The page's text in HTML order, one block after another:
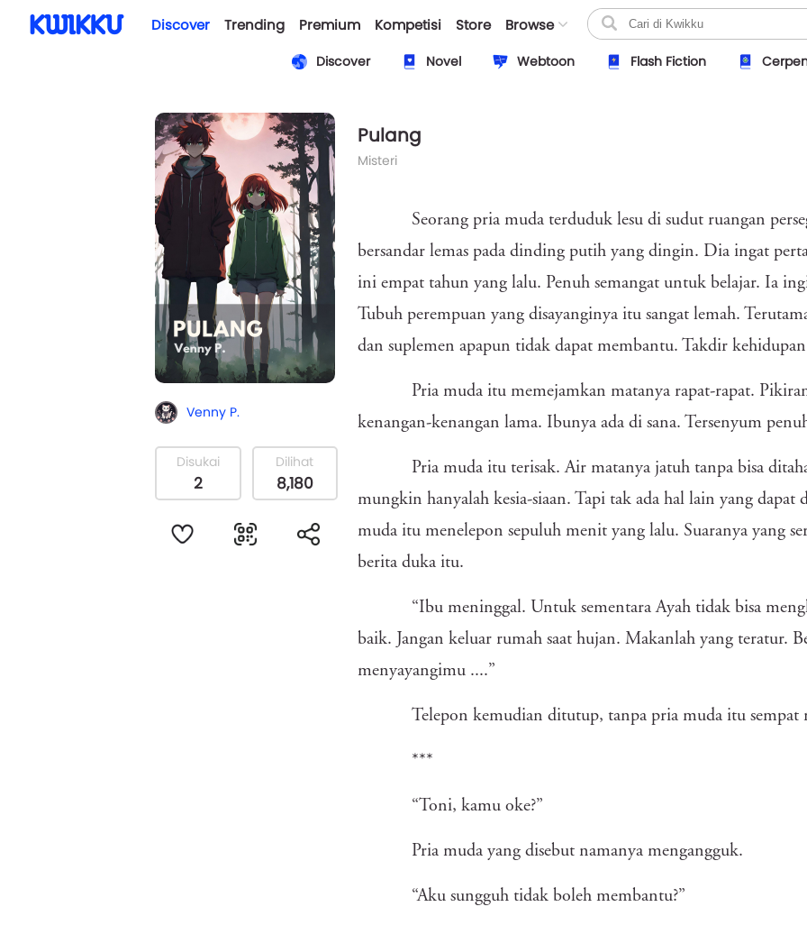
Discover Trending Premium Kompetisi Store Browse
Discover Novel Webtoon Flash Fiction
Venny P.
Disukai
2
Dilihat
8,180
Pulang
Misteri
Seorang pria muda terduduk lesu di sudut ruangan
bersandar lemas pada dinding putih yang dingin. Dia ingat
ini empat tahun yang lalu. Penuh semangat untuk belajar. Ia
Tubuh perempuan yang disayanginya itu sangat lemah.
dan suplemen apapun tidak dapat membantu. Takdir kehidupan
Pria muda itu memejamkan matanya rapat-rapat.
kenangan-kenangan lama. Ibunya ada di sana. Tersenyum
Pria muda itu terisak. Air matanya jatuh tanpa bisa
mungkin hanyalah kesia-siaan. Tapi tak ada hal lain yang dapat
muda itu menelepon sepuluh menit yang lalu. Suaranya yang
berita duka itu.
“Ibu meninggal. Untuk sementara Ayah tidak bisa
baik. Jangan keluar rumah saat hujan. Makanlah yang teratur.
menyayangimu ....”
Telepon kemudian ditutup, tanpa pria muda itu sempat
***
“Toni, kamu oke?”
Pria muda yang disebut namanya mengangguk.
“Aku sungguh tidak boleh membantu?”